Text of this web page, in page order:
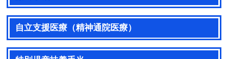
自立支援医療（精神通院医療）